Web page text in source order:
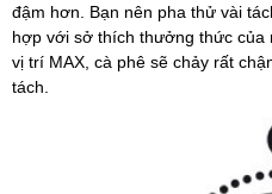
đậm hơn. Bạn nên pha thử vài
hợp với sở thích thưởng thức của
vị trí MAX, cà phê sẽ chảy rất
tách.